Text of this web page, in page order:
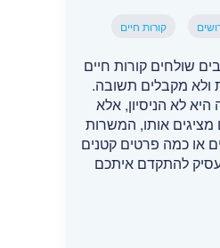
קורות חיים
שולחים קורות חיים
ולא מקבלים תשובה.
לא הניסיון, אלא
אותו, המשרות
או כמה פרטים קטנים
להתקדם איתכם